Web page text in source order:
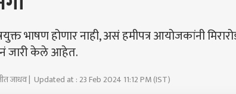
भाषण होणार नाही, असं हमीपत्र आयोजकांनी
जारी केले आहेत.
जाधव | Updated at : 23 Feb 2024 11:12 PM (IST)